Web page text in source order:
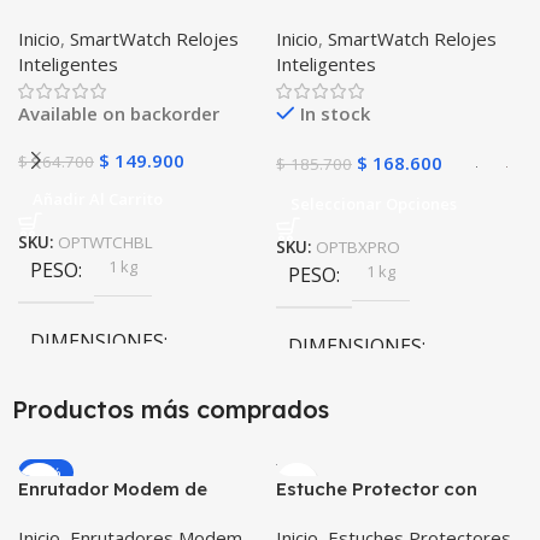
WATCH BLACK™ (PK W34
Iwo 10 12) Compatible
Android y iPhone
Inicio, SmartWatch Relojes
Inteligentes
Available on backorder
$164.700 $ 149.900
SKU: OPTWTCHBL
PESO 1 kg
DIMENSIONES
20 × 20 × 20 cm
BAND X PRO™
(Smartwatch p70)
Compatible Android IOS
Inicio, SmartWatch Relojes
Inteligentes
In stock
$185.700 $ 168.600
SKU: OPTBXPRO
PESO 1 kg
DIMENSIONES
20 × 20 × 20 cm
Productos más comprados
-20%
Enrutador Modem de
Estuche Protector con